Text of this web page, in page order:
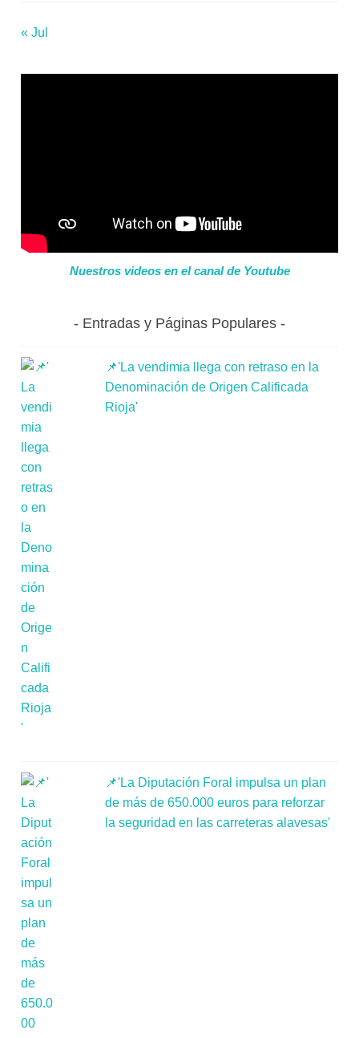
« Jul
Nuestros videos en el canal de Youtube
Entradas y Páginas Populares
📌'La vendimia llega con retraso en la
Denominación de Origen Calificada
Rioja'
📌'La Diputación Foral impulsa un plan
de más de 650.000 euros para reforzar
la seguridad en las carreteras alavesas'